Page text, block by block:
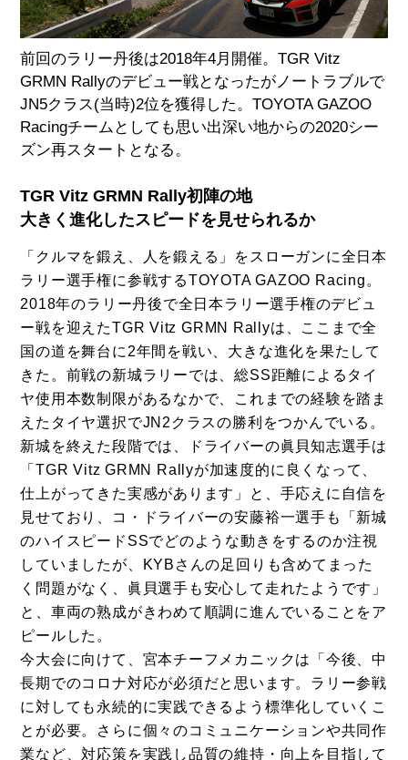
前回のラリー丹後は2018年4月開催。TGR Vitz
GRMN Rallyのデビュー戦となったがノートラブルで
JN5クラス(当時)2位を獲得した。TOYOTA GAZOO
Racingチームとしても思い出深い地からの2020シー
ズン再スタートとなる。
TGR Vitz GRMN Rally初陣の地
大きく進化したスピードを見せられるか
「クルマを鍛え、人を鍛える」をスローガンに全日本
ラリー選手権に参戦するTOYOTA GAZOO Racing。
2018年のラリー丹後で全日本ラリー選手権のデビュ
ー戦を迎えたTGR Vitz GRMN Rallyは、ここまで全
国の道を舞台に2年間を戦い、大きな進化を果たして
きた。前戦の新城ラリーでは、総SS距離によるタイ
ヤ使用本数制限があるなかで、これまでの経験を踏ま
えたタイヤ選択でJN2クラスの勝利をつかんでいる。
新城を終えた段階では、ドライバーの眞貝知志選手は
「TGR Vitz GRMN Rallyが加速度的に良くなって、
仕上がってきた実感があります」と、手応えに自信を
見せており、コ・ドライバーの安藤裕一選手も「新城
のハイスピードSSでどのような動きをするのか注視
していましたが、KYBさんの足回りも含めてまった
く問題がなく、眞貝選手も安心して走れたようです」
と、車両の熟成がきわめて順調に進んでいることをア
ピールした。
今大会に向けて、宮本チーフメカニックは「今後、中
長期でのコロナ対応が必須だと思います。ラリー参戦
に対しても永続的に実践できるよう標準化していくこ
とが必要。さらに個々のコミュニケーションや共同作
業など、対応策を実践し品質の維持・向上を目指して